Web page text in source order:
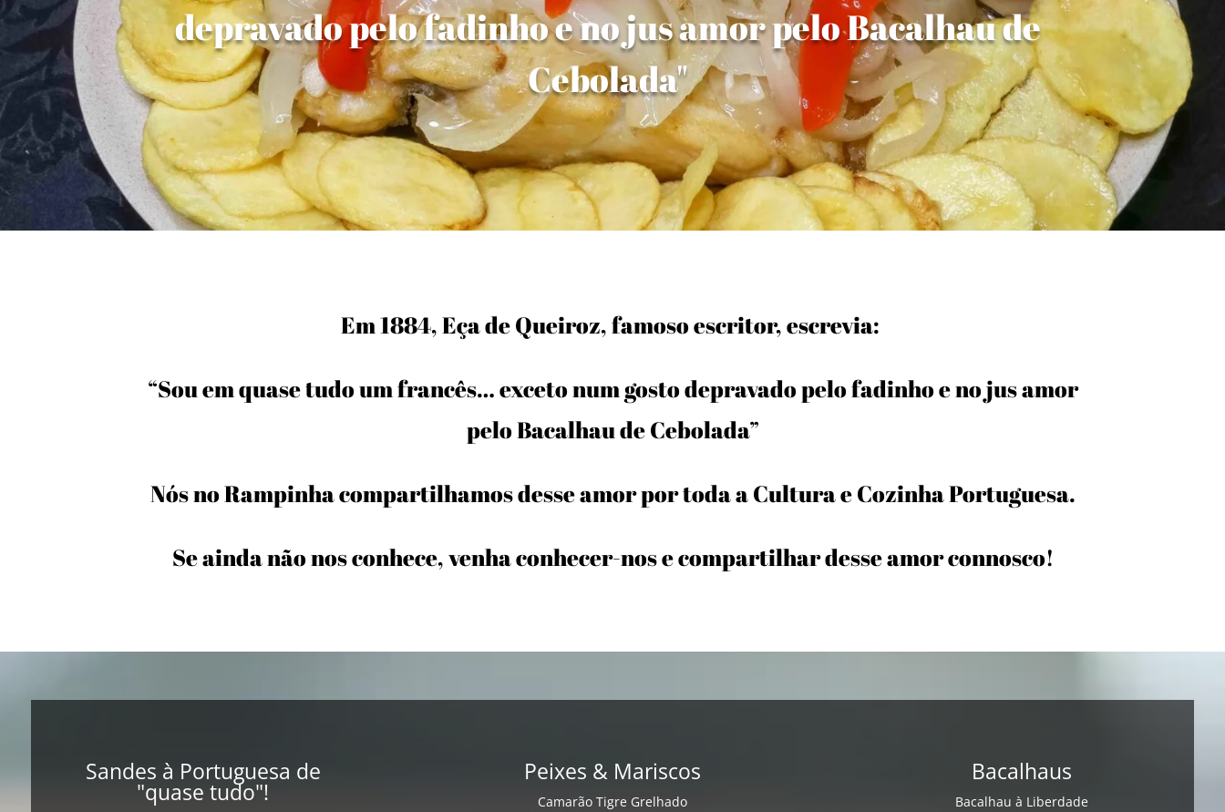
depravado pelo fadinho e no jus amor pelo Bacalhau de
Cebolada"
Em 1884, Eça de Queiroz, famoso escritor, escrevia:
“Sou em quase tudo um francês… exceto num gosto depravado pelo fadinho e no jus amor
pelo Bacalhau de Cebolada”
Nós no Rampinha compartilhamos desse amor por toda a Cultura e Cozinha Portuguesa.
Se ainda não nos conhece, venha conhecer-nos e compartilhar desse amor connosco!
Sandes à Portuguesa de
"quase tudo"!
Peixes & Mariscos
Camarão Tigre Grelhado
Bacalhaus
Bacalhau à Liberdade